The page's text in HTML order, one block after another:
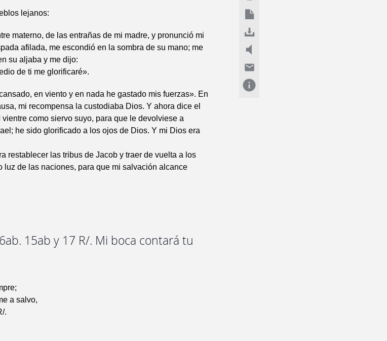
lejanos:
materno, de las entrañas de mi madre, y pronunció mi
afilada, me escondió en la sombra de su mano; me
su aljaba y me dijo:
de ti me glorificaré».
en viento y en nada he gastado mis fuerzas». En
mi recompensa la custodiaba Dios. Y ahora dice el
como siervo suyo, para que le devolviese a
he sido glorificado a los ojos de Dios. Y mi Dios era
restablecer las tribus de Jacob y traer de vuelta a los
luz de las naciones, para que mi salvación alcance
15ab y 17 R/. Mi boca contará tu
a salvo,
.